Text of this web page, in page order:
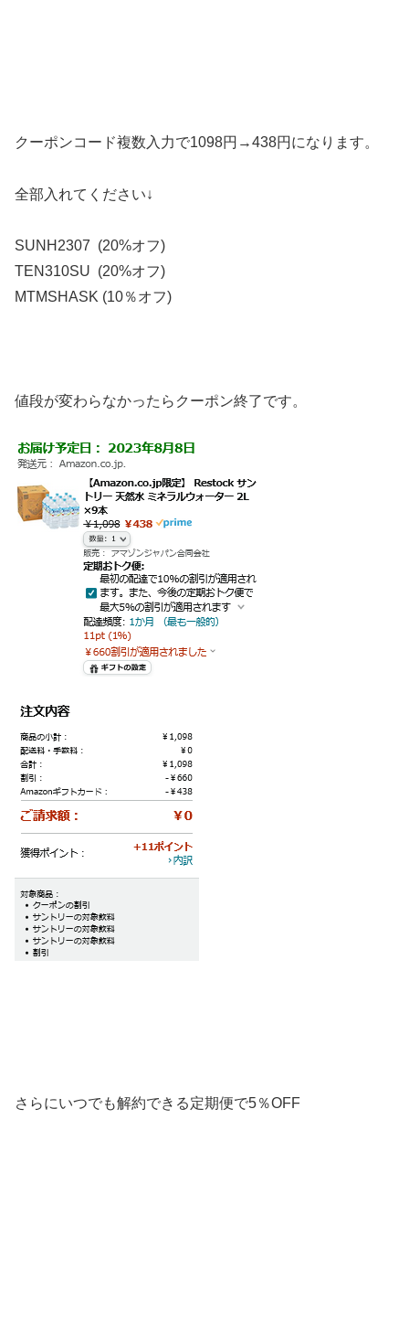
クーポンコード複数入力で1098円→438円になります。
全部入れてください↓
SUNH2307 (20%オフ)
TEN310SU (20%オフ)
MTMSHASK (10％オフ)
値段が変わらなかったらクーポン終了です。
さらにいつでも解約できる定期便で5％OFF